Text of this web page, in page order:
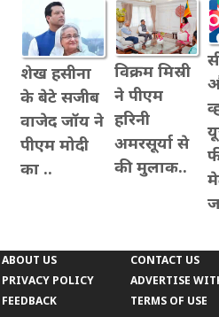
शेख हसीना
के बेटे सजीब
वाजेद जॉय ने
पीएम मोदी
का ..
विक्रम मिस्री
ने पीएम
हरिनी
अमरसूर्या से
की मुलाक..
ABOUT US
PRIVACY POLICY
CONTACT US
ADVERTISE
FEEDBACK
TERMS OF USE